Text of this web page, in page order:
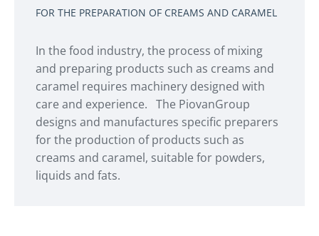
FOR THE PREPARATION OF CREAMS AND CARAMEL
In the food industry, the process of mixing
and preparing products such as creams and
caramel requires machinery designed with
care and experience. The PiovanGroup
designs and manufactures specific preparers
for the production of products such as
creams and caramel, suitable for powders,
liquids and fats.